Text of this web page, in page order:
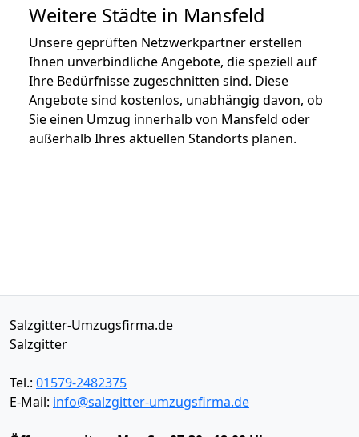
Weitere Städte in Mansfeld
Unsere geprüften Netzwerkpartner erstellen
Ihnen unverbindliche Angebote, die speziell auf
Ihre Bedürfnisse zugeschnitten sind. Diese
Angebote sind kostenlos, unabhängig davon, ob
Sie einen Umzug innerhalb von Mansfeld oder
außerhalb Ihres aktuellen Standorts planen.
Salzgitter-Umzugsfirma.de
Salzgitter
Tel.: 01579-2482375
E-Mail: info@salzgitter-umzugsfirma.de